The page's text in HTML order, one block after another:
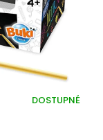
DOSTUPNÉ